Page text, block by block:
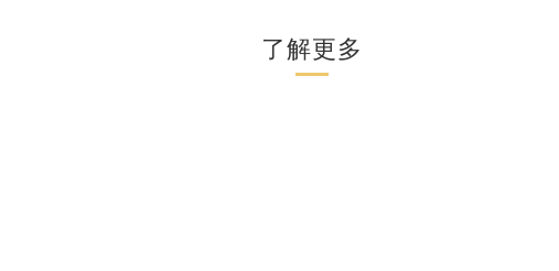
了解更多